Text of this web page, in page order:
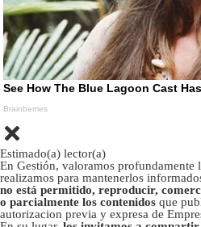
Estimado(a) lector(a)
En Gestión, valoramos profundamente
realizamos para mantenerlos
no está permitido, reproducir,
o parcialmente los contenidos que
autorizacion previa y expresa de